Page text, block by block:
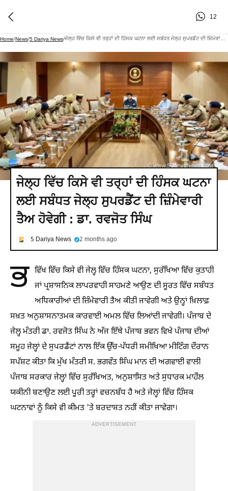
12
Home/News/5 Dariya News/
ਜੇਲ੍ਹ ਵਿੱਚ ਕਿਸੇ ਵੀ ਤਰ੍ਹਾਂ ਦੀ ਹਿੰਸਕ ਘਟਨਾ
ਲਈ ਸਬੰਧਤ ਜੇਲ੍ਹ ਸੁਪਰਡੈਂਟ ਦੀ ਜ਼ਿੰਮੇਵਾਰੀ
ਤੈਅ ਹੋਵੇਗੀ : ਡਾ. ਰਵਜੋਤ ਸਿੰਘ
5 Dariya News 2 months ago
ਭ ਵਿੱਖ ਵਿੱਚ ਕਿਸੇ ਵੀ ਜੇਲ੍ਹ ਵਿੱਚ ਹਿੰਸਕ ਘਟਨਾ, ਸੁਰੱਖਿਆ ਵਿੱਚ ਕੁਤਾਹੀ
ਜਾਂ ਪ੍ਰਸ਼ਾਸਨਿਕ ਲਾਪਰਵਾਹੀ ਸਾਹਮਣੇ ਆਉਣ ਦੀ ਸੂਰਤ ਵਿੱਚ ਸਬੰਧਤ
ਅਧਿਕਾਰੀਆਂ ਦੀ ਜ਼ਿੰਮੇਵਾਰੀ ਤੈਅ ਕੀਤੀ ਜਾਵੇਗੀ ਅਤੇ ਉਨ੍ਹਾਂ ਖ਼ਿਲਾਫ਼
ਸਖ਼ਤ ਅਨੁਸ਼ਾਸਨਾਤਮਕ ਕਾਰਵਾਈ ਅਮਲ ਵਿੱਚ ਲਿਆਂਦੀ ਜਾਵੇਗੀ। ਪੰਜਾਬ ਦੇ
ਜੇਲ੍ਹ ਮੰਤਰੀ ਡਾ. ਰਵਜੋਤ ਸਿੰਘ ਨੇ ਅੱਜ ਇੱਥੇ ਪੰਜਾਬ ਭਵਨ ਵਿਖੇ ਪੰਜਾਬ ਦੀਆਂ
ਸਮੂਹ ਜੇਲ੍ਹਾਂ ਦੇ ਸੁਪਰਡੈਂਟਾਂ ਨਾਲ ਇੱਕ ਉੱਚ-ਪੱਧਰੀ ਸਮੀਖਿਆ ਮੀਟਿੰਗ ਦੌਰਾਨ
ਸਪੱਸ਼ਟ ਕੀਤਾ ਕਿ ਮੁੱਖ ਮੰਤਰੀ ਸ. ਭਗਵੰਤ ਸਿੰਘ ਮਾਨ ਦੀ ਅਗਵਾਈ ਵਾਲੀ
ਪੰਜਾਬ ਸਰਕਾਰ ਜੇਲ੍ਹਾਂ ਵਿੱਚ ਸੁਰੱਖਿਅਤ, ਅਨੁਸ਼ਾਸਿਤ ਅਤੇ ਸੁਧਾਰਕ ਮਾਹੌਲ
ਯਕੀਨੀ ਬਣਾਉਣ ਲਈ ਪੂਰੀ ਤਰ੍ਹਾਂ ਵਚਨਬੱਧ ਹੈ ਅਤੇ ਜੇਲ੍ਹਾਂ ਵਿੱਚ ਹਿੰਸਕ
ਘਟਨਾਵਾਂ ਨੂੰ ਕਿਸੇ ਵੀ ਕੀਮਤ 'ਤੇ ਬਰਦਾਸ਼ਤ ਨਹੀਂ ਕੀਤਾ ਜਾਵੇਗਾ।
ADVERTISEMENT